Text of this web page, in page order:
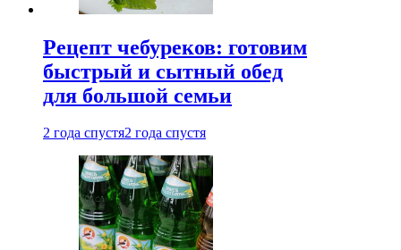
Рецепт чебуреков: готовим
быстрый и сытный обед
для большой семьи
2 года спустя2 года спустя